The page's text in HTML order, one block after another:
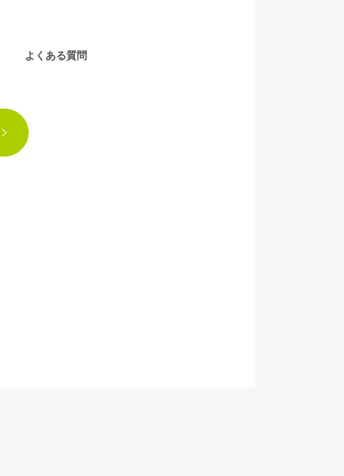
よくある質問